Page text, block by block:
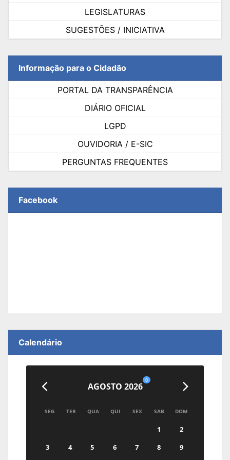
LEGISLATURAS
SUGESTÕES / INICIATIVA
Informação para o Cidadão
PORTAL DA TRANSPARÊNCIA
DIÁRIO OFICIAL
LGPD
OUVIDORIA / E-SIC
PERGUNTAS FREQUENTES
Facebook
Calendário
AGOSTO 2026
0
SEG TER QUA QUI SEX SAB DOM
1
2
3
4 5 6 7 8
9